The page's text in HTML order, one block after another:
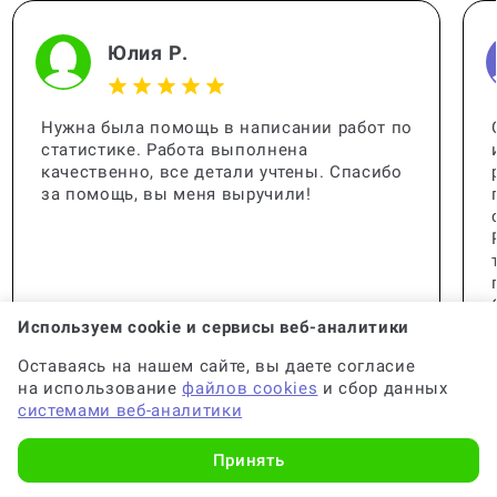
контрольную работу?
Можно ли пересдать входную
контрольную?
Кто проверяет контрольные работы?
Куда идет оценка за контрольную?
Юлия Р.
Нужна была помощь в написании работ по
статистике. Работа выполнена
качественно, все детали учтены. Спасибо
за помощь, вы меня выручили!
Используем cookie и сервисы веб-аналитики
Оставаясь на нашем сайте, вы даете согласие
на использованиефайлов cookies и сбор данных
системами веб-аналитики
Принять